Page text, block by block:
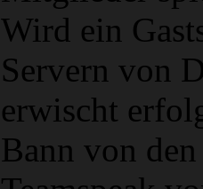
Wird ein
Servern von
erwischt
Bann von